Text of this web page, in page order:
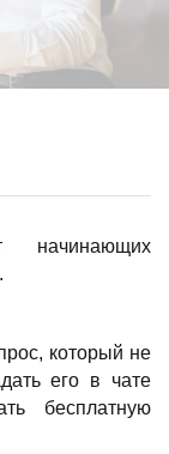
начинающих
который не
его в чате
бесплатную